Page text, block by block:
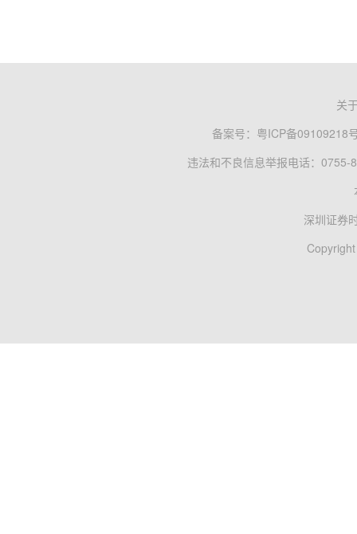
关
备案号： 粤ICP备09109218
违法和不良信息举报电话：0755-
深圳证券